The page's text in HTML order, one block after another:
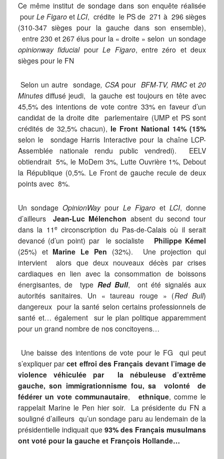
Ce même institut de sondage dans son enquête réalisée
pour Le Figaroet LCI, crédite le PS de 271 à 296 sièges
(310-347 sièges pour la gauche dans son ensemble),
entre 230 et 267 élus pour la « droite » selon un sondage
opinionway fiducialpourLe Figaro, entre zéro et deux
sièges pour le FN
Selon un autre sondage, CSA pourBFM-TV, RMC et20
Minutesdiffusé jeudi, la gauche est toujours en tête avec
45,5% des intentions de vote contre 33% en faveur d’un
candidat de la droite dite parlementaire (UMP et PS sont
crédités de 32,5% chacun), le Front National 14% (15%
selon le sondage Harris Interactive pour la chaîne LCP-
Assemblée nationale rendu public vendredi). EELV
obtiendrait 5%, le MoDem 3%, Lutte Ouvrière 1%, Debout
la République (0,5%. Le Front de gauche recule de deux
points avec 8%.
Un sondage OpinionWay pourLe Figaro etLCI, donne
d’ailleursJean-Luc Mélenchon absent du second tour
dans la 11 ecirconscription du Pas-de-Calais où il serait
devancé (d’un point) par le socialiste Philippe Kémel
(25%) et Marine Le Pen (32%). Une projection qui
intervient alors que deux nouveaux décès par crises
cardiaques en lien avec la consommation de boissons
énergisantes, de type Red Bull, ont été signalés aux
autorités sanitaires. Un « taureau rouge » (Red Bull)
dangereux pour la santé selon certains professionnels de
santé et… également sur le plan politique apparemment
pour un grand nombre de nos concitoyens…
Une baisse des intentions de vote pour le FG qui peut
s’expliquer parcet effroi des Français devant l’image de
violence véhiculée par la nébuleuse d’extrême
gauche, son immigrationnisme fou, sa volonté de
fédérer un vote communautaire, ethnique, comme le
rappelait Marine le Pen hier soir. La présidente du FN a
souligné d’ailleurs qu’un sondage paru au lendemain de la
présidentielle indiquait que 93% des Français musulmans
ont voté pour la gauche et François Hollande…